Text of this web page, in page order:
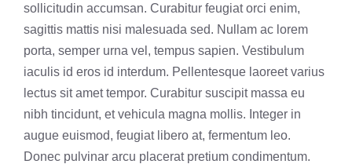
sollicitudin accumsan. Curabitur feugiat orci enim,
sagittis mattis nisi malesuada sed. Nullam ac lorem
porta, semper urna vel, tempus sapien. Vestibulum
iaculis id eros id interdum. Pellentesque laoreet varius
lectus sit amet tempor. Curabitur suscipit massa eu
nibh tincidunt, et vehicula magna mollis. Integer in
augue euismod, feugiat libero at, fermentum leo.
Donec pulvinar arcu placerat pretium condimentum.